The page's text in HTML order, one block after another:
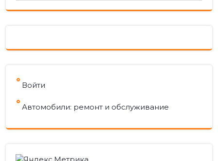
Войти
Автомобили: ремонт и обслуживание